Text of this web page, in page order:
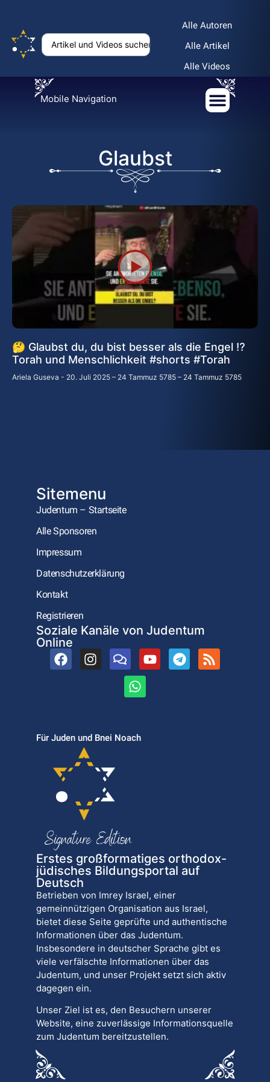
Alle Autoren
Alle Artikel
Alle Videos
Mobile Navigation
Glaubst
🤔 Glaubst du, du bist besser als die Engel ⁉️
Torah und Menschlichkeit #shorts #Torah
Ariela Guseva 20. Juli 2025 – 24 Tammuz 5785 – 24 Tammuz 5785
Sitemenu
Judentum – Startseite
Alle Sponsoren
Impressum
Datenschutzerklärung
Kontakt
Registrieren
Soziale Kanäle von Judentum
Online
Für Juden und Bnei Noach
Erstes großformatiges orthodox-
jüdisches Bildungsportal auf
Deutsch
Betrieben von Imrey Israel, einer
gemeinnützigen Organisation aus Israel,
bietet diese Seite geprüfte und authentische
Informationen über das Judentum.
Insbesondere in deutscher Sprache gibt es
viele verfälschte Informationen über das
Judentum, und unser Projekt setzt sich aktiv
dagegen ein.
Unser Ziel ist es, den Besuchern unserer
Website, eine zuverlässige Informationsquelle
zum Judentum bereitzustellen.